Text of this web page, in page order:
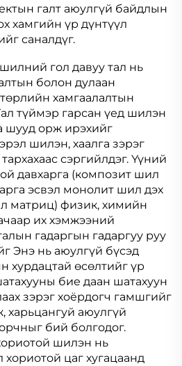
галт аюулгүй байдлын
хамгийн үр дүнтүүл
саналдүг.
гол давуу тал нь
болон дулаан
хамгаалалтын
түймэр гарсан үед шилэн
шууд орж ирэхийг
шилэн, хаалга зэрэг
сэргийлдэг. Үүний
давхарга (композит шил
эсвэл монолит шил дэх
матриц) физик, химийн
их хэмжээний
гадаргын гадаргуу руу
Энэ нь аюулгүй бүсэд
хурдацтай өсөлтийг үр
бие даан шатахуун
зэрэг хоёрдогч гамшгийг
харьцангуй аюулгүй
бий болгодог.
шилэн нь
хориотой цаг хугацаанд